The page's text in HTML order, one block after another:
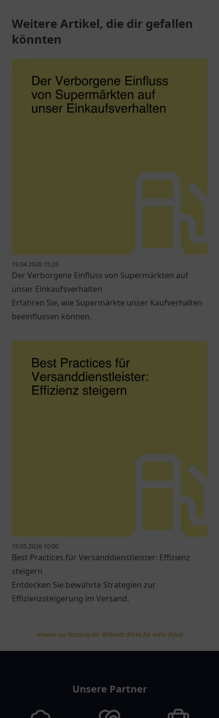
erwarten Sie.
Weitere Artikel, die dir gefallen
könnten
19.04.2026 15:26
Der Verborgene Einfluss von Supermärkten auf
unser Einkaufsverhalten
Erfahren Sie, wie Supermärkte unser Kaufverhalten
beeinflussen können.
19.05.2026 10:00
Best Practices für Versanddienstleister: Effizienz
steigern
Entdecken Sie bewährte Strategien zur
Effizienzsteigerung im Versand.
Hinweis zur Nutzung der Webseite (klicke für mehr Infos)
Unsere Partner